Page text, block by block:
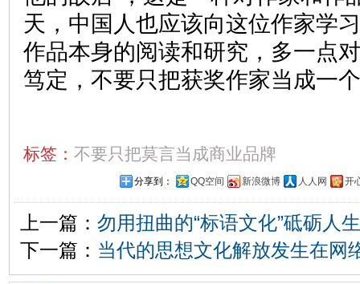
天，中国人也应该向这位作家学
作品本身的阅读和研究，多一点
笃定，不要只把获奖作家当成一
标签： 不要只把莫言当成商业品牌
分享到： QQ空间 新浪微博 人人网 开
上一篇： 勿用扭曲的“标语文化”砥砺人生
下一篇： 当代的思想文化解放发生在网